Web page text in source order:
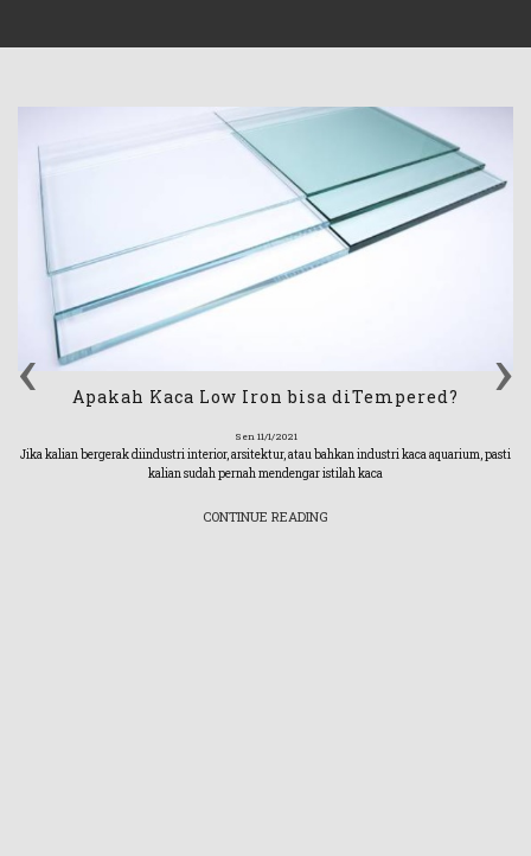
Apakah Kaca Low Iron bisa diTempered?
Sen 11/1/2021
Jika kalian bergerak diindustri interior, arsitektur, atau bahkan industri kaca aquarium, pasti
kalian sudah pernah mendengar istilah kaca
CONTINUE READING
‹ ›